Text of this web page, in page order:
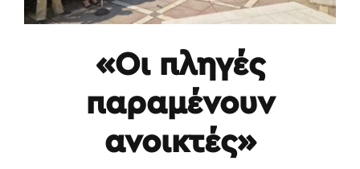
«Οι πληγές
παραμένουν
ανοικτές»